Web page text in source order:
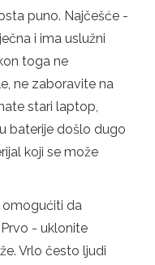
puno. Najčešće -
i ima uslužni
toga ne
ne zaboravite na
stari laptop,
baterije došlo dugo
koji se može
omogućiti da
- uklonite
Vrlo često ljudi